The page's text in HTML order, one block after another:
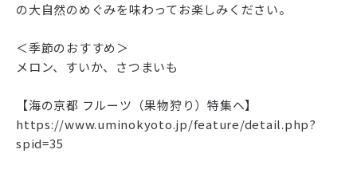
の大自然のめぐみを味わってお楽しみください。
＜季節のおすすめ＞
メロン、すいか、さつまいも
【海の京都 フルーツ（果物狩り）特集へ】
https://www.uminokyoto.jp/feature/detail.php?
spid=35